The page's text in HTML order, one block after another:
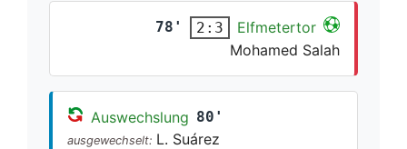
78' 2:3
Elfmetertor
Mohamed Salah
Auswechslung 80'
ausgewechselt: L. Suárez